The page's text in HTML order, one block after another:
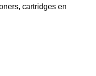
cartridges en